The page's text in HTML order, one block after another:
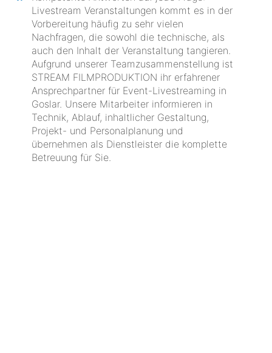
Livestream Veranstaltungen kommt es in der
Vorbereitung häufig zu sehr vielen
Nachfragen, die sowohl die technische, als
auch den Inhalt der Veranstaltung tangieren.
Aufgrund unserer Teamzusammenstellung ist
STREAM FILMPRODUKTION ihr erfahrener
Ansprechpartner für Event-Livestreaming in
Goslar. Unsere Mitarbeiter informieren in
Technik, Ablauf, inhaltlicher Gestaltung,
Projekt- und Personalplanung und
übernehmen als Dienstleister die komplette
Betreuung für Sie.